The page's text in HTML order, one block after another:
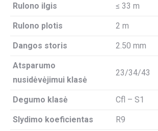
Rulono ilgis ≤ 33 m
Rulono plotis 2 m
Dangos storis 2.50 mm
Atsparumo
nusidėvėjimui klasė
23/34/43
Degumo klasė Cfl – S1
Slydimo koeficientas R9